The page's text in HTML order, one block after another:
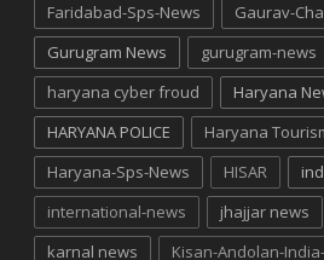
Faridabad-Sps-News
Gaurav-
Gurugram News
gurugram-news
haryana cyber froud
Haryana
HARYANA POLICE
Haryana
Haryana-Sps-News
HISAR
international-news
jhajjar news
karnal news
Kisan-Andolan-